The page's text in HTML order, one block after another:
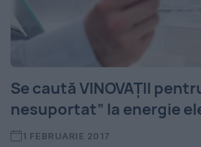
Se caută VINOVAŢII
nesuportat” la energie
1 FEBRUARIE 2017